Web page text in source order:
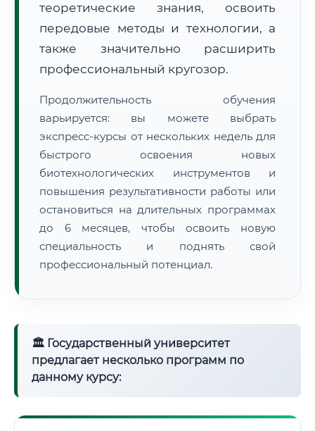
теоретические знания, освоить
передовые методы и технологии, а
также значительно расширить
профессиональный кругозор.
Продолжительность обучения
варьируется: вы можете выбрать
экспресс-курсы от нескольких недель для
быстрого освоения новых
биотехнологических инструментов и
повышения результативности работы или
остановиться на длительных программах
до 6 месяцев, чтобы освоить новую
специальность и поднять свой
профессиональный потенциал.
🏛 Государственный университет
предлагает несколько программ по
данному курсу: